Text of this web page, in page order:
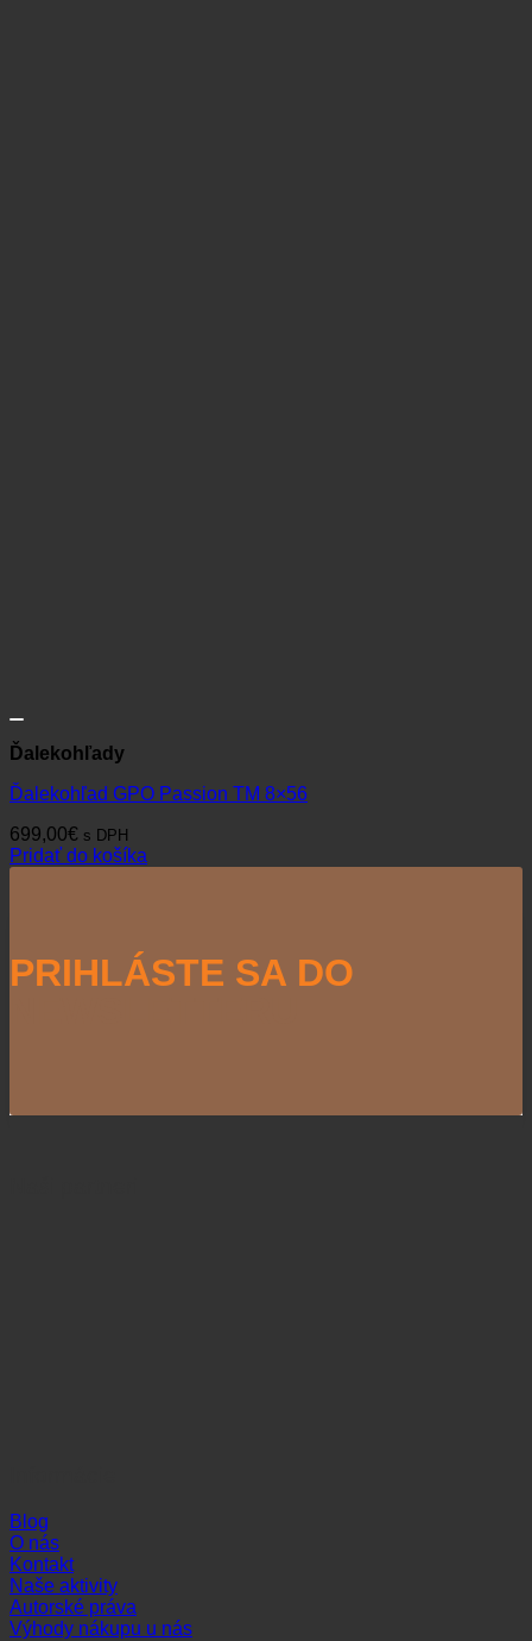
Ďalekohľady
Ďalekohľad GPO Passion TM 8×56
699,00€ s DPH
Pridať do košíka
PRIHLÁSTE SA DO
Blog
O nás
Kontakt
Naše aktivity
Autorské práva
Výhody nákupu u nás